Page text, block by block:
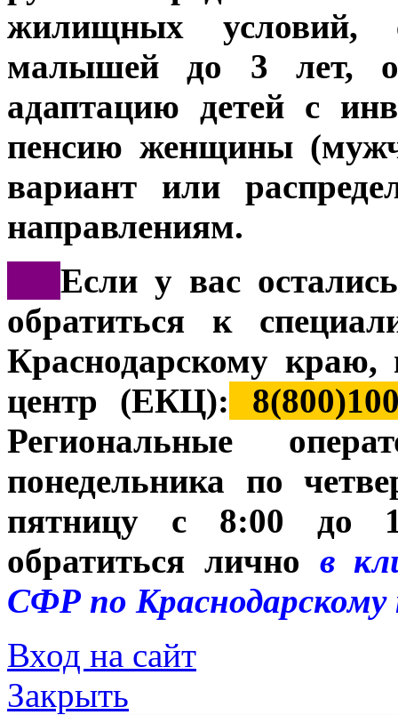
жилищных условий,
малышей до 3 лет,
адаптацию детей с
пенсию женщины
вариант или
направлениям.
Если у вас
обратиться к
Краснодарскому краю,
центр (ЕКЦ):
Региональные
понедельника по
пятницу с 8:00 до
обратиться лично в
СФР по Краснодарскому
Вход на сайт
Закрыть